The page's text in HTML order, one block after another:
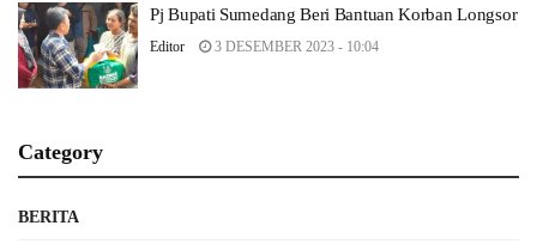
Pj Bupati Sumedang Beri Bantuan Korban Longsor
Editor 3 DESEMBER 2023 - 10:04
Category
BERITA